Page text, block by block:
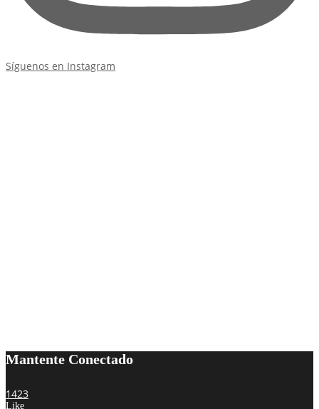
Síguenos en Instagram
Mantente Conectado
1423
Like